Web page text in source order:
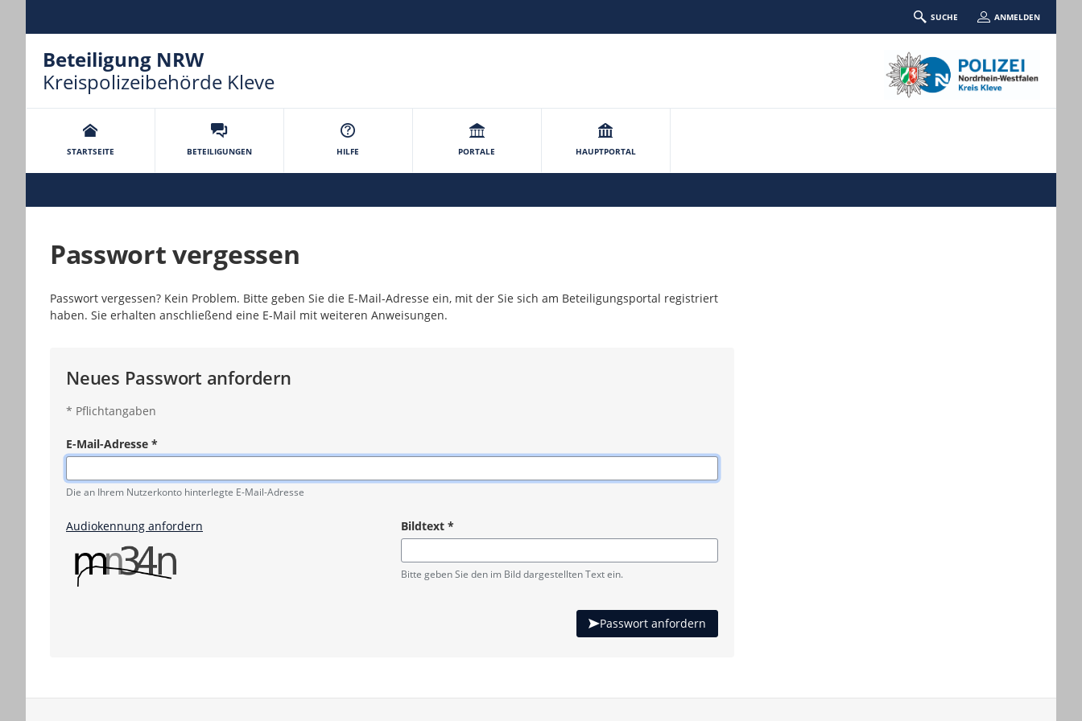
SUCHE ANMELDEN
Beteiligung NRW
Kreispolizeibehörde Kleve
STARTSEITE BETEILIGUNGEN HILFE PORTALE HAUPTPORTAL
Passwort vergessen
Passwort vergessen? Kein Problem. Bitte geben Sie die E-Mail-Adresse ein, mit der Sie sich am Beteiligungsportal registriert
haben. Sie erhalten anschließend eine E-Mail mit weiteren Anweisungen.
Neues Passwort anfordern
* Pflichtangaben
E-Mail-Adresse *
Pflichtangabe
Die an Ihrem Nutzerkonto hinterlegte E-Mail-Adresse
Audiokennung anfordern Bildtext*
Pflichtangabe
Bitte geben Sie den im Bild dargestellten Text ein.
Passwort anfordern